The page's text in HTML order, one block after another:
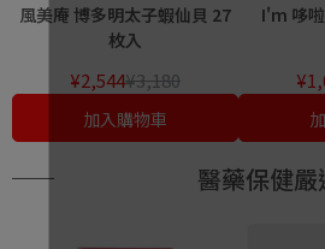
風美庵 博多明太子蝦仙貝 27
枚入
¥2,544¥3,180
加入購物車
I'm 哆
醫藥保健嚴